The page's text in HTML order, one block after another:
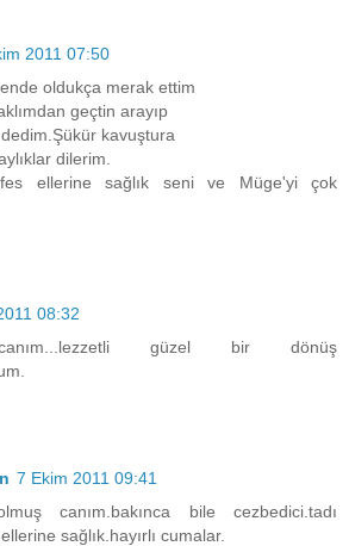
2011 07:50
oldukça merak ettim
geçtin arayıp
kavuştura
dilerim.
ellerine sağlık seni ve Müge'yi çok
08:32
güzel bir dönüş
7 Ekim 2011 09:41
canım.bakınca bile cezbedici.tadı
sağlık.hayırlı cumalar.